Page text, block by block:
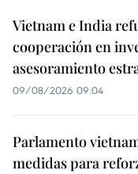
Vietnam e India
cooperación en
asesoramiento
09/08/2026 09:04
Parlamento
medidas para